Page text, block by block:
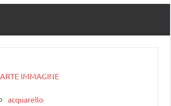
ARTE IMMAGINE
acquarello